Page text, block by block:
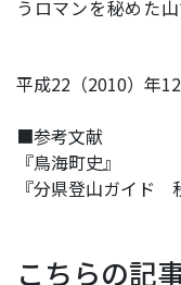
うロマンを秘めた山
平成22（2010）年
■参考文献
『鳥海町史』
『分県登山ガイド
こちらの記